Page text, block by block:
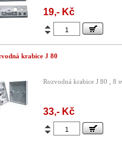
19,- Kč
krabice J 80
Rozvodná krabice J 80 , 8
33,- Kč